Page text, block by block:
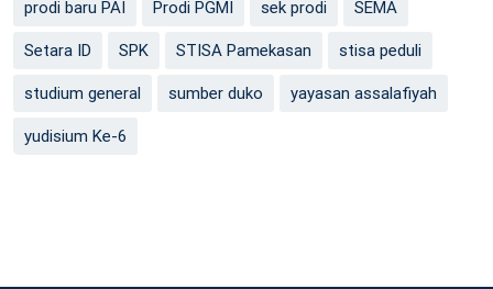
prodi baru PAI Prodi PGMI sek prodi SEMA
Setara ID SPK STISA Pamekasan stisa peduli
studium general sumber duko yayasan assalafiyah
yudisium Ke-6